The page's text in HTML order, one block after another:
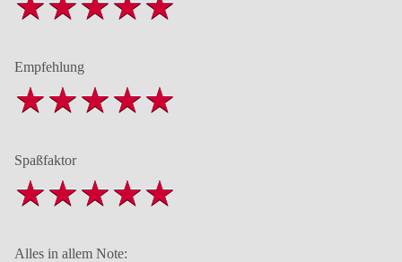
Empfehlung
Spaßfaktor
Alles in allem Note: